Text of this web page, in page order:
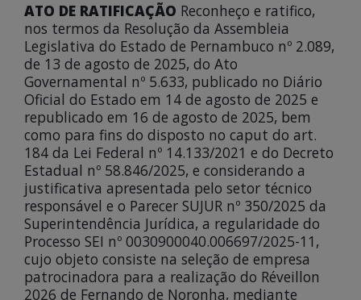
ATO DE RATIFICAÇÃO Reconheço e ratifico,
nos termos da Resolução da Assembleia
Legislativa do Estado de Pernambuco nº 2.089,
de 13 de agosto de 2025, do Ato
Governamental nº 5.633, publicado no Diário
Oficial do Estado em 14 de agosto de 2025 e
republicado em 16 de agosto de 2025, bem
como para fins do disposto no caput do art.
184 da Lei Federal nº 14.133/2021 e do Decreto
Estadual nº 58.846/2025, e considerando a
justificativa apresentada pelo setor técnico
responsável e o Parecer SUJUR nº 350/2025 da
Superintendência Jurídica, a regularidade do
Processo SEI nº 0030900040.006697/2025-11,
cujo objeto consiste na seleção de empresa
patrocinadora para a realização do Réveillon
2026 de Fernando de Noronha, mediante